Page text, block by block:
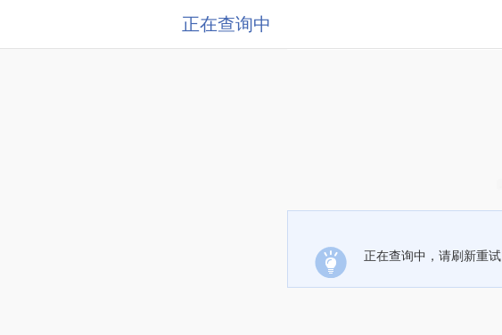
正在查询中
正在查询中，请刷新重试